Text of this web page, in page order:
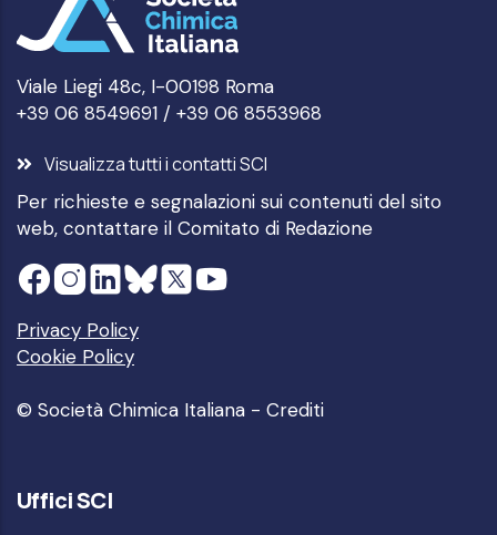
Viale Liegi 48c, I-00198 Roma
+39 06 8549691 / +39 06 8553968
Visualizza tutti i contatti SCI
Per richieste e segnalazioni sui contenuti del sito
web, contattare il Comitato di Redazione
Privacy Policy
Cookie Policy
© Società Chimica Italiana - Crediti
Uffici SCI